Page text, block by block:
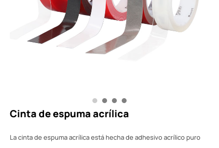
Cinta de espuma acrílica
La cinta de espuma acrílica está hecha de adhesivo acrílico puro